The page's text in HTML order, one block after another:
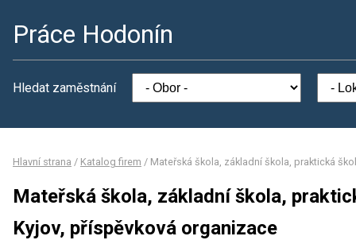
Práce Hodonín
Hledat zaměstnání
Hlavní strana / Katalog firem / Mateřská škola, základní škola, praktická
Mateřská škola, základní škola,
Kyjov, příspěvková organizace